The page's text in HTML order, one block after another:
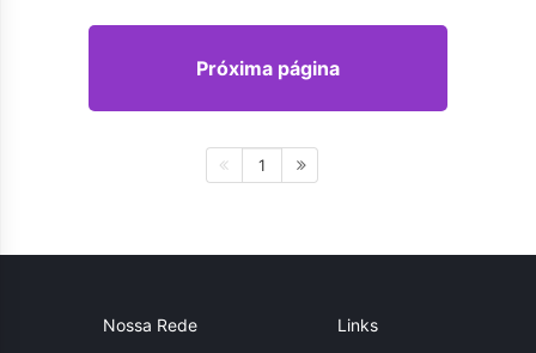
Próxima página
1
Nossa Rede Links